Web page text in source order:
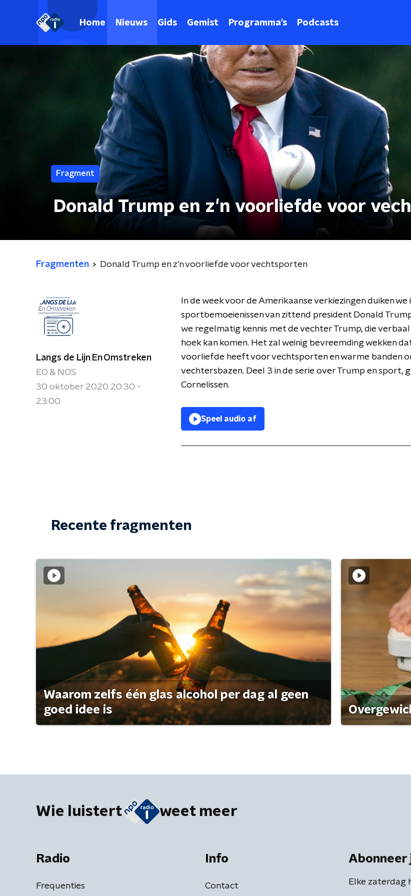
Home Nieuws Gids Gemist Programma's Podcasts
Fragment
Donald Trump en z'n voorliefde voor
Fragmenten Donald Trump en z'n voorliefde voor vechtsporten
Langs de Lijn En Omstreken
EO & NOS
30 oktober 2020 20:30 -
23:00
In de week voor de Amerikaanse verkiezingen duiken we
sportbemoeienissen van zittend president Donald
we regelmatig kennis met de vechter Trump, die
hoek kan komen. Het zal weinig bevreemding wekken
voorliefde heeft voor vechtsporten en warme banden
vechtersbazen. Deel 3 in de serie over Trump en sport,
Cornelissen.
Speel audio af
Recente fragmenten
Waarom zelfs één glas alcohol per dag al geen
goed idee is
Wie luistert weet meer
Radio
Frequenties
Info
Contact
Abonneer
Elke zaterdag